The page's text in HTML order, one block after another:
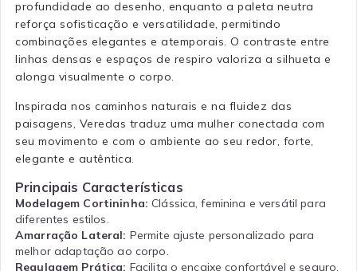
profundidade ao desenho, enquanto a paleta neutra
reforça sofisticação e versatilidade, permitindo
combinações elegantes e atemporais. O contraste entre
linhas densas e espaços de respiro valoriza a silhueta e
alonga visualmente o corpo.
Inspirada nos caminhos naturais e na fluidez das
paisagens, Veredas traduz uma mulher conectada com
seu movimento e com o ambiente ao seu redor, forte,
elegante e autêntica.
Principais Características
Modelagem Cortininha: Clássica, feminina e versátil para
diferentes estilos.
Amarração Lateral: Permite ajuste personalizado para
melhor adaptação ao corpo.
Regulagem Prática: Facilita o encaixe confortável e seguro.